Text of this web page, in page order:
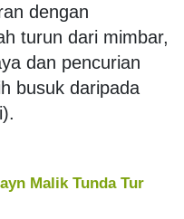
dengan
turun dari mimbar,
dan pencurian
busuk daripada
Malik Tunda Tur